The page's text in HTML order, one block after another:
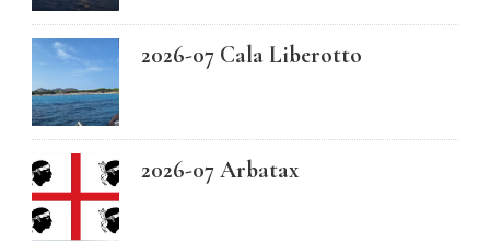
2026-07 Cala Liberotto
2026-07 Arbatax